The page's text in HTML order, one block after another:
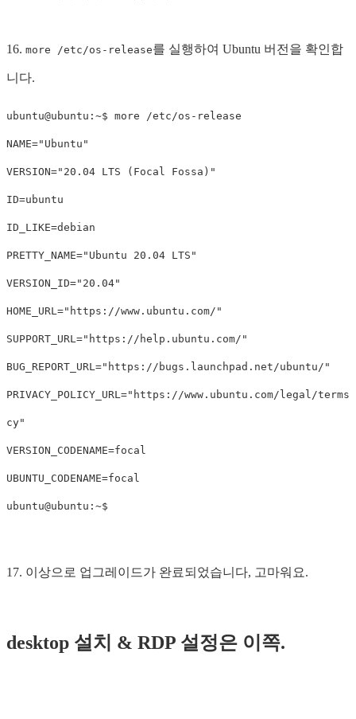
16. more /etc/os-release를 실행하여 Ubuntu 버전을 확인합
니다.
ubuntu@ubuntu:~$ more /etc/os-release
NAME="Ubuntu"
VERSION="20.04 LTS (Focal Fossa)"
ID=ubuntu
ID_LIKE=debian
PRETTY_NAME="Ubuntu 20.04 LTS"
VERSION_ID="20.04"
HOME_URL="https://www.ubuntu.com/"
SUPPORT_URL="https://help.ubuntu.com/"
BUG_REPORT_URL="https://bugs.launchpad.net/ubuntu/"
PRIVACY_POLICY_URL="https://www.ubuntu.com/legal/
cy"
VERSION_CODENAME=focal
UBUNTU_CODENAME=focal
17. 이상으로 업그레이드가 완료되었습니다, 고마워요.
desktop 설치 & RDP 설정은 이쪽.